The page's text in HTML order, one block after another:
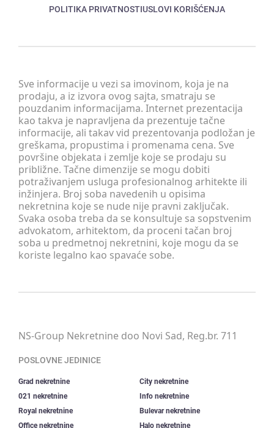
POLITIKA PRIVATNOSTIUSLOVI KORIŠĆENJA
Sve informacije u vezi sa imovinom, koja je na
prodaju, a iz izvora ovog sajta, smatraju se
pouzdanim informacijama. Internet prezentacija
kao takva je napravljena da prezentuje tačne
informacije, ali takav vid prezentovanja podložan je
greškama, propustima i promenama cena. Sve
površine objekata i zemlje koje se prodaju su
približne. Tačne dimenzije se mogu dobiti
potraživanjem usluga profesionalnog arhitekte ili
inžinjera. Broj soba navedenih u opisima
nekretnina koje se nude nije pravni zaključak.
Svaka osoba treba da se konsultuje sa sopstvenim
advokatom, arhitektom, da proceni tačan broj
soba u predmetnoj nekretnini, koje mogu da se
koriste legalno kao spavaće sobe.
NS-Group Nekretnine doo Novi Sad, Reg.br. 711
POSLOVNE JEDINICE
Grad nekretnine
City nekretnine
021 nekretnine
Info nekretnine
Royal nekretnine
Bulevar nekretnine
Office nekretnine
Halo nekretnine